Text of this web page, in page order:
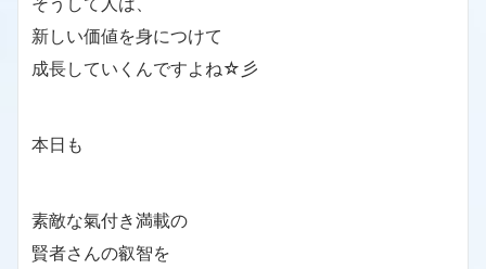
新しい価値を身につけて
成長していくんですよね☆彡
本日も
素敵な氣付き満載の
賢者さんの叡智を